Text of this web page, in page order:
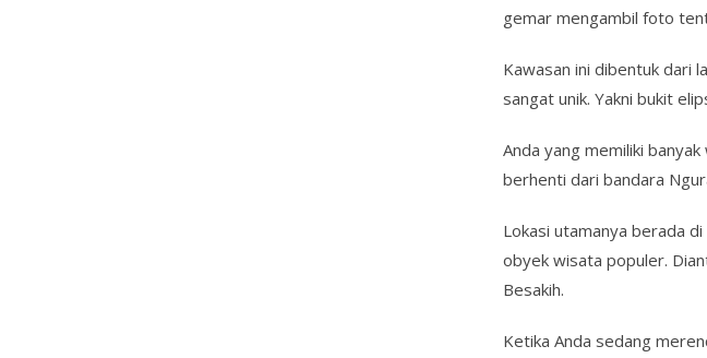
gemar mengambil foto
Kawasan ini dibentuk dari
sangat unik. Yakni bukit
Anda yang memiliki
berhenti dari bandara
Lokasi utamanya berada
obyek wisata populer.
Besakih.
Ketika Anda sedang